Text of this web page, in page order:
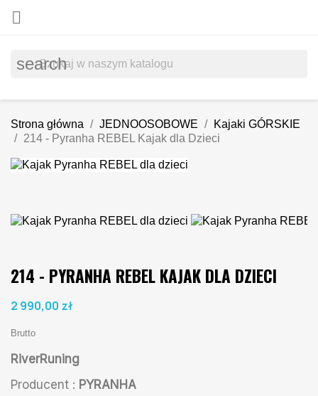

search
Strona główna JEDNOOSOBOWE
Kajaki GÓRSKIE
214 - Pyranha REBEL Kajak dla Dzieci
214 - PYRANHA REBEL KAJAK DLA DZIECI
2 990,00 zł
Brutto
RiverRuning
Producent : PYRANHA